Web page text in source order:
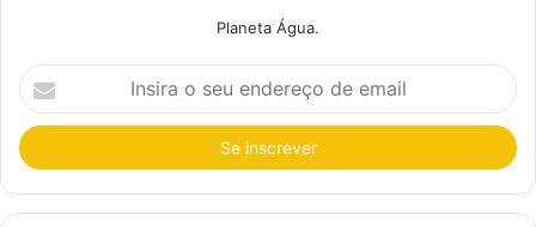
Planeta Água.
I
n
i
r
a
o
s